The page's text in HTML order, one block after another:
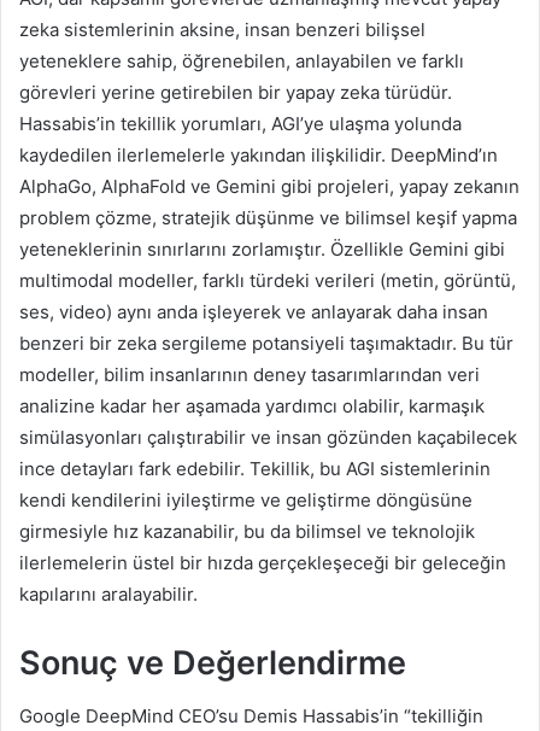
zeka sistemlerinin aksine, insan benzeri bilişsel
yeteneklere sahip, öğrenebilen, anlayabilen ve farklı
görevleri yerine getirebilen bir yapay zeka türüdür.
Hassabis’in tekillik yorumları, AGI’ye ulaşma yolunda
kaydedilen ilerlemelerle yakından ilişkilidir. DeepMind’ın
AlphaGo, AlphaFold ve Gemini gibi projeleri, yapay zekanın
problem çözme, stratejik düşünme ve bilimsel keşif yapma
yeteneklerinin sınırlarını zorlamıştır. Özellikle Gemini gibi
multimodal modeller, farklı türdeki verileri (metin, görüntü,
ses, video) aynı anda işleyerek ve anlayarak daha insan
benzeri bir zeka sergileme potansiyeli taşımaktadır. Bu tür
modeller, bilim insanlarının deney tasarımlarından veri
analizine kadar her aşamada yardımcı olabilir, karmaşık
simülasyonları çalıştırabilir ve insan gözünden kaçabilecek
ince detayları fark edebilir. Tekillik, bu AGI sistemlerinin
kendi kendilerini iyileştirme ve geliştirme döngüsüne
girmesiyle hız kazanabilir, bu da bilimsel ve teknolojik
ilerlemelerin üstel bir hızda gerçekleşeceği bir geleceğin
kapılarını aralayabilir.
Sonuç ve Değerlendirme
Google DeepMind CEO’su Demis Hassabis’in “tekilliğin